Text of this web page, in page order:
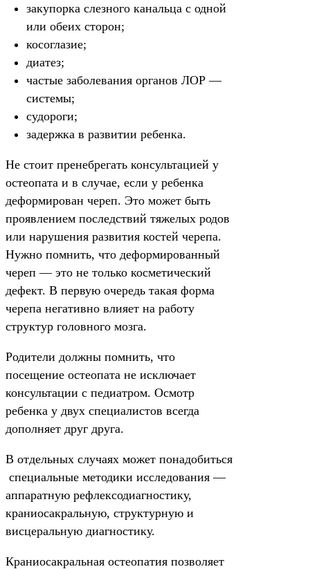
закупорка слезного канальца с одной
или обеих сторон;
косоглазие;
диатез;
частые заболевания органов ЛОР —
системы;
судороги;
задержка в развитии ребенка.
Не стоит пренебрегать консультацией у
остеопата и в случае, если у ребенка
деформирован череп. Это может быть
проявлением последствий тяжелых родов
или нарушения развития костей черепа.
Нужно помнить, что деформированный
череп — это не только косметический
дефект. В первую очередь такая форма
черепа негативно влияет на работу
структур головного мозга.
Родители должны помнить, что
посещение остеопата не исключает
консультации с педиатром. Осмотр
ребенка у двух специалистов всегда
дополняет друг друга.
В отдельных случаях может понадобиться
специальные методики исследования —
аппаратную рефлексодиагностику,
краниосакральную, структурную и
висцеральную диагностику.
Краниосакральная остеопатия позволяет